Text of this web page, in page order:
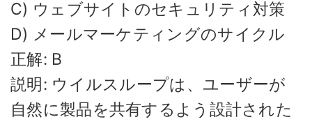
C) ウェブサイトのセキュリティ対策
D) メールマーケティングのサイクル
正解: B
説明: ウイルスループは、ユーザーが
自然に製品を共有するよう設計された